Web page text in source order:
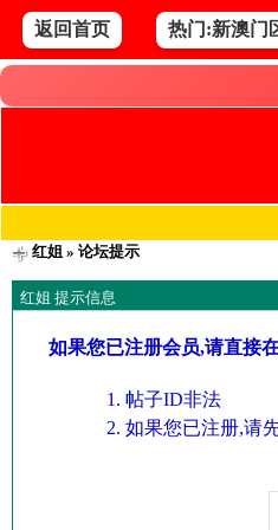
返回首页 热门:新澳门
红姐» 论坛提示
红姐 提示信息
如果您已注册会员,请直接
帖子ID非法
如果您已注册,请